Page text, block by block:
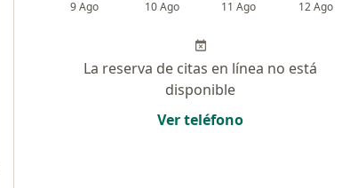
9 Ago 10 Ago 11 Ago 12 Ago
La reserva de citas en línea no está
disponible
Ver teléfono